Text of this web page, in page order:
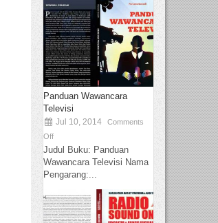
Panduan Wawancara
Televisi
Jul 10, 2014
Comments
Off
Judul Buku: Panduan
Wawancara Televisi Nama
Pengarang:...